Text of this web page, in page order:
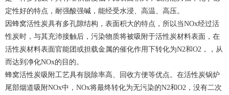
定性好的特点，耐强酸强碱，能经受水浸、高温、高压。
因蜂窝活性炭具有多孔隙结构，表⾯积⼤的特点，所以当NOx经过活
性炭时，与其充沛接触后，污染物质将被吸附于活性炭材料表面，在
活性炭材料表面官能团或担载金属的催化作用下转化为N2和O2，，从
而达到净化NOx的目的。
蜂窝活性炭吸附工艺具有脱除率高、回收方便等优点。在活性炭锅炉
尾部烟道吸附NOx中，NOx将最终转化为无污染的N2和O2，没有二次